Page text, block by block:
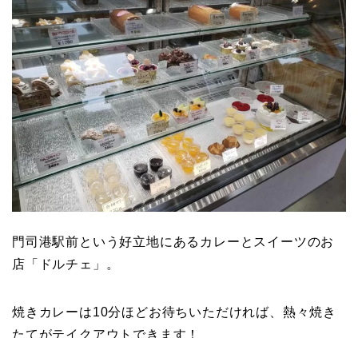
門司港駅前という好立地にあるカレーとスイーツのお
店「ドルチェ」。
焼きカレーは10分ほどお待ちいただければ、熱々焼き
たてがテイクアウトできます！